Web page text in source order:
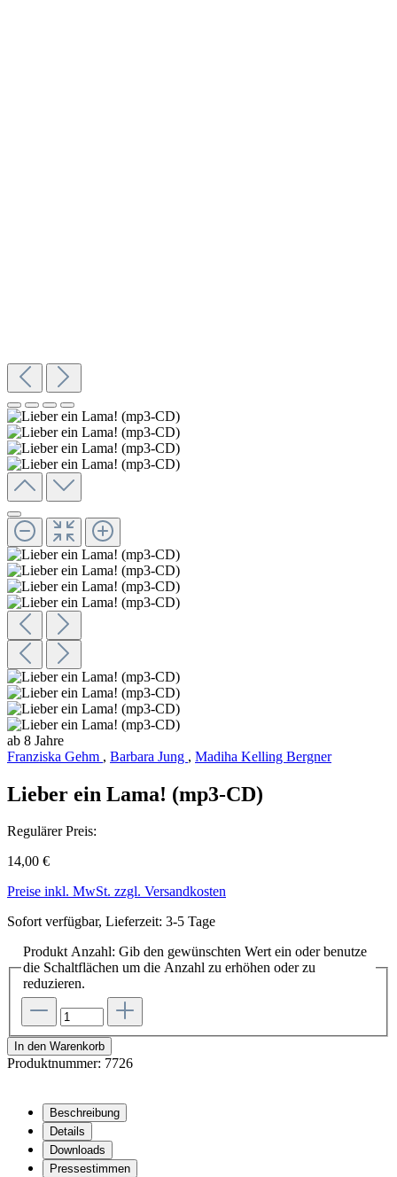
ab 8 Jahre
Franziska Gehm , Barbara Jung , Madiha Kelling Bergner
Lieber ein Lama! (mp3-CD)
Regulärer Preis:
14,00 €
Preise inkl. MwSt. zzgl. Versandkosten
Sofort verfügbar, Lieferzeit: 3-5 Tage
Produkt Anzahl: Gib den gewünschten Wert ein oder benutze
die Schaltflächen um die Anzahl zu erhöhen oder zu
reduzieren.
In den Warenkorb
Produktnummer: 7726
Beschreibung
Details
Downloads
Pressestimmen